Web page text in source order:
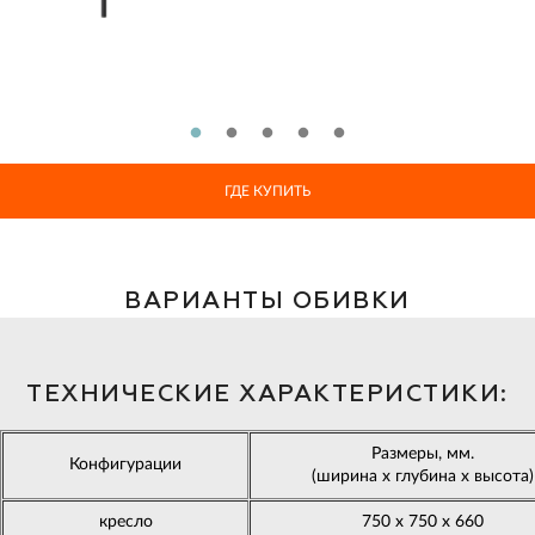
ГДЕ КУПИТЬ
ВАРИАНТЫ ОБИВКИ
ТЕХНИЧЕСКИЕ ХАРАКТЕРИСТИКИ:
Конфигурации
Размеры, мм.
(ширина х глубина х высота)
кресло 750 х 750 х 660